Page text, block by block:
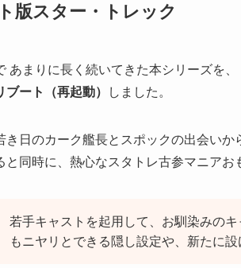
版スター・トレック
あまりに長く続いてきた本シリーズを、
ブート（再起動） しました。
き日のカーク艦長とスポックの出会い
と同時に、熱心なスタトレ古参マニア
若手キャストを起用して、お馴染みの
もニヤリとできる隠し設定や、新たに